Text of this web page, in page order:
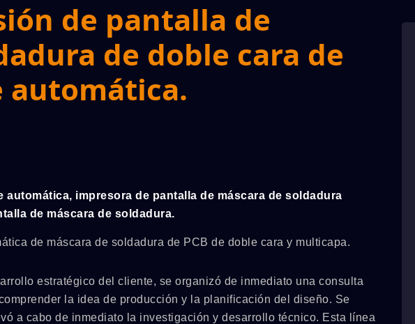
de pantalla de
de doble cara de
automática.
automática, impresora de pantalla de máscara de soldadura
de máscara de soldadura.
de máscara de soldadura de PCB de doble cara y multicapa.
estratégico del cliente, se organizó de inmediato una consulta
la idea de producción y la planificación del diseño. Se
a cabo de inmediato la investigación y desarrollo técnico. Esta línea